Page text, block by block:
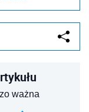
ważna